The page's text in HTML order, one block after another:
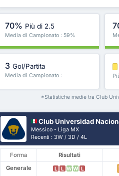
70% Più di 2.5
Media di Campionato : 59%
3 Gol/Partita
Media di Campionato :
2.89
*Statistiche medie tra Club
Club Universidad
Messico - Liga MX
Recenti : 3W / 3D / 4L
Forma Risultati
Generale
L L W W L